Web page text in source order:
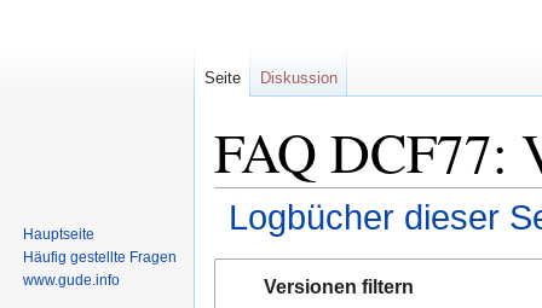
FAQ DCF77:
Logbücher dieser
NavigationVersionen filtern
Seite Diskussion
Hauptseite
Häufig gestellte Fragen
www.gude.info